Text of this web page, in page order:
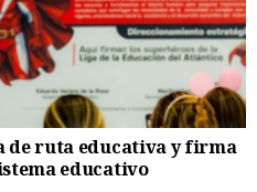
de ruta educativa y firma
educativo